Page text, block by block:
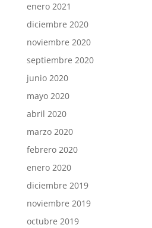
enero 2021
diciembre 2020
noviembre 2020
septiembre 2020
junio 2020
mayo 2020
abril 2020
marzo 2020
febrero 2020
enero 2020
diciembre 2019
noviembre 2019
octubre 2019